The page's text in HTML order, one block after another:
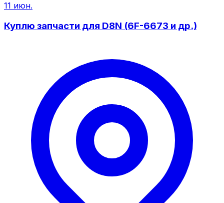
11 июн.
Куплю запчасти для D8N (6F-6673 и др.)